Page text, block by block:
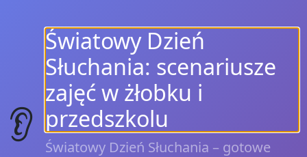
👂
Światowy Dzień
Słuchania: scenariusze
zajęć w żłobku i
przedszkolu
Światowy Dzień Słuchania – gotowe